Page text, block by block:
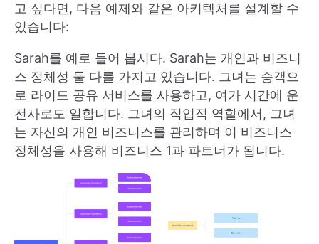
고 싶다면, 다음 예제와 같은 아키텍처를 설계할 수
있습니다:
Sarah를 예로 들어 봅시다. Sarah는 개인과 비즈니
스 정체성 둘 다를 가지고 있습니다. 그녀는 승객으
로 라이드 공유 서비스를 사용하고, 여가 시간에 운
전사로도 일합니다. 그녀의 직업적 역할에서, 그녀
는 자신의 개인 비즈니스를 관리하며 이 비즈니스
정체성을 사용해 비즈니스 1과 파트너가 됩니다.